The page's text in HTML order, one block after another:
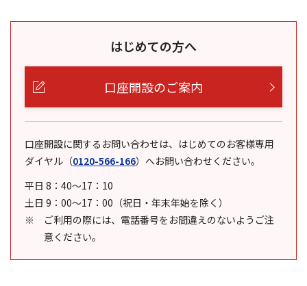
はじめての方へ
口座開設のご案内
口座開設に関するお問い合わせは、はじめてのお客様専用
ダイヤル （0120-566-166） へお問い合わせください。
平日 8：40～17：10
土日 9：00～17：00（祝日・年末年始を除く）
ご利用の際には、電話番号をお間違えのないようご注
意ください。